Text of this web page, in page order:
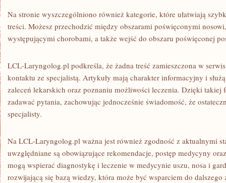
Na stronie wyszczególniono również kategorie, które ułatwiają
treści. Możesz przechodzić między obszarami poświęconymi
występującymi chorobami, a także wejść do obszaru poświęconej
LCL-Laryngolog.pl podkreśla, że żadna treść zamieszczona w
kontaktu ze specjalistą. Artykuły mają charakter informacyjny i
zaleceń lekarskich oraz poznaniu możliwości leczenia. Dzięki takiej
zadawać pytania, zachowując jednocześnie świadomość, że
specjalisty.
Na LCL-Laryngolog.pl ważna jest również zgodność z aktualnymi
uwzględniane są obowiązujące rekomendacje, postęp medycyny
mogą wspierać diagnostykę i leczenie w medycynie uszu, nosa i
rozwijającą się bazą wiedzy, która może być wsparciem do dalszego